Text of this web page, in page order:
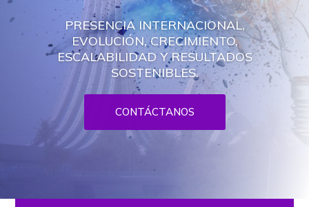
PRESENCIA INTERNACIONAL,
EVOLUCIÓN, CRECIMIENTO,
ESCALABILIDAD Y RESULTADOS
SOSTENIBLES.
CONTÁCTANOS